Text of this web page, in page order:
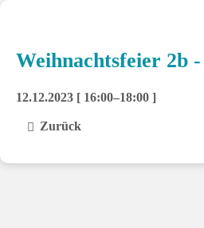
Weihnachtsfeier 2b
12.12.2023 [ 16:00–18:00 ]
Zurück